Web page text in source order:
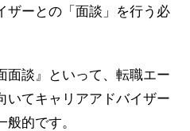
ザーとの「面談」を行う必
面談』といって、転職エー
いてキャリアアドバイザー
的です。